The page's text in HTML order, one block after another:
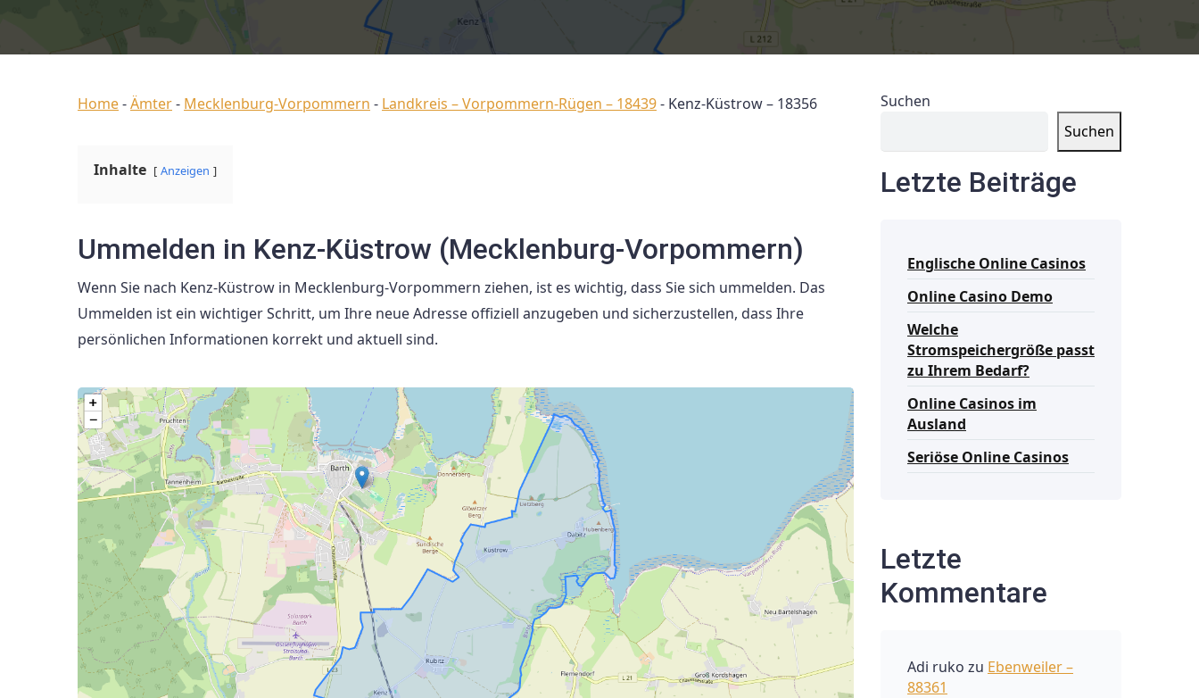
Home-Ämter- Mecklenburg-Vorpommern - Landkreis – Vorpommern-Rügen – 18439- Kenz-Küstrow – 18356
Inhalte Anzeigen
Ummelden in Kenz-Küstrow (Mecklenburg-Vorpommern)
Wenn Sie nach Kenz-Küstrow in Mecklenburg-Vorpommern ziehen, ist es wichtig, dass Sie sich ummelden. Das
Ummelden ist ein wichtiger Schritt, um Ihre neue Adresse offiziell anzugeben und sicherzustellen, dass Ihre
persönlichen Informationen korrekt und aktuell sind.
Suchen
Suchen
Letzte Beiträge
Englische Online Casinos
Online Casino Demo
Welche
Stromspeichergröße passt
zu Ihrem Bedarf?
Online Casinos im
Ausland
Seriöse Online Casinos
Letzte
Kommentare
Adi ruko zu Ebenweiler –
88361